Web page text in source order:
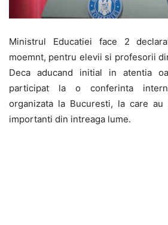
Ministrul Educatiei face 2
moemnt, pentru elevii si profesorii
Deca aducand initial in atentia
participat la o conferinta
organizata la Bucuresti, la care au
importanti din intreaga lume.